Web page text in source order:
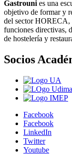
Gastrounies una
objetivo de formar y
del sector HORECA,
funciones directivas,
de hostelería y
Socios
Facebook
Facebook
LinkedIn
Twitter
Youtube